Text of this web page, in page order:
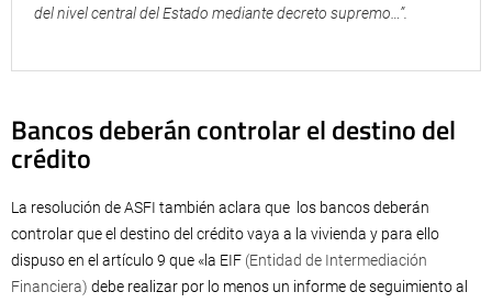
del nivel central del Estado mediante decreto supremo…”.
Bancos deberán controlar el destino del
crédito
La resolución de ASFI también aclara que los bancos deberán
controlar que el destino del crédito vaya a la vivienda y para ello
dispuso en el artículo 9 que «la EIF (Entidad de Intermediación
Financiera) debe realizar por lo menos un informe de seguimiento al